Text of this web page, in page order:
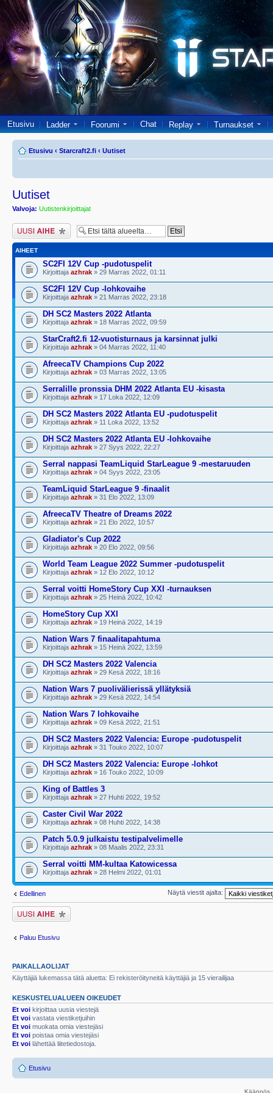
Etusivu Ladder Foorumi Chat Replay Turnaukset
Etusivu ‹ Starcraft2.fi ‹ Uutiset
Uutiset
Valvoja: Uutistenkirjoittajat
Lähetä uusi viesti
AIHEET
SC2FI 12V Cup -pudotuspelit
Kirjoittaja azhrak » 29 Marras 2022, 01:11
SC2FI 12V Cup -lohkovaihe
Kirjoittaja azhrak » 21 Marras 2022, 23:18
DH SC2 Masters 2022 Atlanta
Kirjoittaja azhrak » 18 Marras 2022, 09:59
StarCraft2.fi 12-vuotisturnaus ja karsinnat julki
Kirjoittaja azhrak » 04 Marras 2022, 11:40
AfreecaTV Champions Cup 2022
Kirjoittaja azhrak » 03 Marras 2022, 13:05
Serralille pronssia DHM 2022 Atlanta EU -kisasta
Kirjoittaja azhrak » 17 Loka 2022, 12:09
DH SC2 Masters 2022 Atlanta EU -pudotuspelit
Kirjoittaja azhrak » 11 Loka 2022, 13:52
DH SC2 Masters 2022 Atlanta EU -lohkovaihe
Kirjoittaja azhrak » 27 Syys 2022, 22:27
Serral nappasi TeamLiquid StarLeague 9 -mestaruuden
Kirjoittaja azhrak » 04 Syys 2022, 23:05
TeamLiquid StarLeague 9 -finaalit
Kirjoittaja azhrak » 31 Elo 2022, 13:09
AfreecaTV Theatre of Dreams 2022
Kirjoittaja azhrak » 21 Elo 2022, 10:57
Gladiator's Cup 2022
Kirjoittaja azhrak » 20 Elo 2022, 09:56
World Team League 2022 Summer -pudotuspelit
Kirjoittaja azhrak » 12 Elo 2022, 10:12
Serral voitti HomeStory Cup XXI -turnauksen
Kirjoittaja azhrak » 25 Heinä 2022, 10:42
HomeStory Cup XXI
Kirjoittaja azhrak » 19 Heinä 2022, 14:19
Nation Wars 7 finaalitapahtuma
Kirjoittaja azhrak » 15 Heinä 2022, 13:59
DH SC2 Masters 2022 Valencia
Kirjoittaja azhrak » 29 Kesä 2022, 18:16
Nation Wars 7 puolivälierissä yllätyksiä
Kirjoittaja azhrak » 29 Kesä 2022, 14:54
Nation Wars 7 lohkovaihe
Kirjoittaja azhrak » 09 Kesä 2022, 21:51
DH SC2 Masters 2022 Valencia: Europe -pudotuspelit
Kirjoittaja azhrak » 31 Touko 2022, 10:07
DH SC2 Masters 2022 Valencia: Europe -lohkot
Kirjoittaja azhrak » 16 Touko 2022, 10:09
King of Battles 3
Kirjoittaja azhrak » 27 Huhti 2022, 19:52
Caster Civil War 2022
Kirjoittaja azhrak » 08 Huhti 2022, 14:38
Patch 5.0.9 julkaistu testipalvelimelle
Kirjoittaja azhrak » 08 Maalis 2022, 23:31
Serral voitti MM-kultaa Katowicessa
Kirjoittaja azhrak » 28 Helmi 2022, 01:01
Edellinen Näytä viestit ajalta:
Lähetä uusi viesti
Paluu Etusivu
PAIKALLAOLIJAT
Käyttäjiä lukemassa tätä aluetta: Ei rekisteröityneitä käyttäjiä ja 15 vierailijaa
KESKUSTELUALUEEN OIKEUDET
Et voi kirjoittaa uusia viestejä
Et voi vastata viestiketjuihin
Et voi muokata omia viestejäsi
Et voi poistaa omia viestejäsi
Et voi lähettää liitetiedostoja.
Etusivu